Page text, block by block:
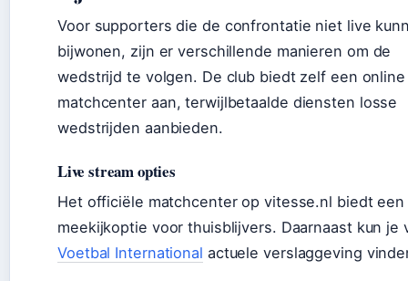
Voor supporters die de confrontatie niet live
bijwonen, zijn er verschillende manieren om de
wedstrijd te volgen. De club biedt zelf een online
matchcenter aan, terwijlbetaalde diensten losse
wedstrijden aanbieden.
Live stream opties
Het officiële matchcenter op vitesse.nl biedt een
meekijkoptie voor thuisblijvers. Daarnaast kun je
Voetbal International actuele verslaggeving